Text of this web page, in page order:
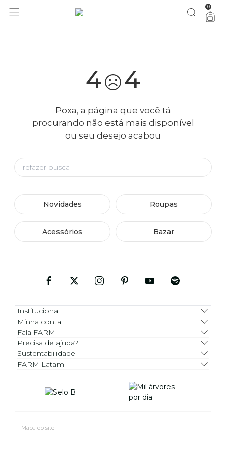
você merece 30% OFF pra comemorar com a gente aproveita! 0
4 4
Poxa, a página que você tá
procurando não está mais disponível
ou seu desejo acabou
Novidades Roupas
Acessórios Bazar
Institucional
Minha conta
Fala FARM
Precisa de ajuda?
Sustentabilidade
FARM Latam
Mapa do site